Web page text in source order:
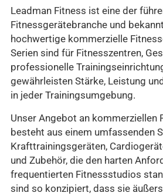
Leadman Fitness ist eine der
Fitnessgerätebranche und
hochwertige kommerzielle
Serien sind für Fitnesszentren,
professionelle
gewährleisten Stärke, Leistung
in jeder Trainingsumgebung.
Unser Angebot an kommerziellen
besteht aus einem umfassenden
Krafttrainingsgeräten,
und Zubehör, die den harten
frequentierten Fitnessstudios
sind so konzipiert, dass sie